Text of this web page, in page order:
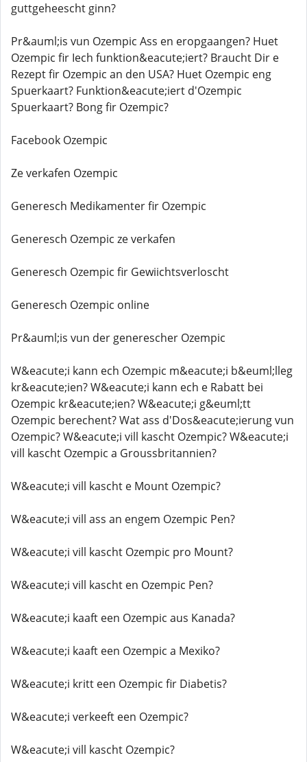
guttgeheescht ginn?
Pr&auml;is vun Ozempic Ass en eropgaangen? Huet
Ozempic fir Iech funktion&eacute;iert? Braucht Dir e
Rezept fir Ozempic an den USA? Huet Ozempic eng
Spuerkaart? Funktion&eacute;iert d'Ozempic
Spuerkaart? Bong fir Ozempic?
Facebook Ozempic
Ze verkafen Ozempic
Generesch Medikamenter fir Ozempic
Generesch Ozempic ze verkafen
Generesch Ozempic fir Gewiichtsverloscht
Generesch Ozempic online
Pr&auml;is vun der generescher Ozempic
W&eacute;i kann ech Ozempic m&eacute;i b&euml;lleg
kr&eacute;ien? W&eacute;i kann ech e Rabatt bei
Ozempic kr&eacute;ien? W&eacute;i g&euml;tt
Ozempic berechent? Wat ass d'Dos&eacute;ierung vun
Ozempic? W&eacute;i vill kascht Ozempic? W&eacute;i
vill kascht Ozempic a Groussbritannien?
W&eacute;i vill kascht e Mount Ozempic?
W&eacute;i vill ass an engem Ozempic Pen?
W&eacute;i vill kascht Ozempic pro Mount?
W&eacute;i vill kascht en Ozempic Pen?
W&eacute;i kaaft een Ozempic aus Kanada?
W&eacute;i kaaft een Ozempic a Mexiko?
W&eacute;i kritt een Ozempic fir Diabetis?
W&eacute;i verkeeft een Ozempic?
W&eacute;i vill kascht Ozempic?